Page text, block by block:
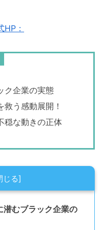
：
ク企業の実態
う感動展開！
穏な動きの正体
潜むブラック企業の